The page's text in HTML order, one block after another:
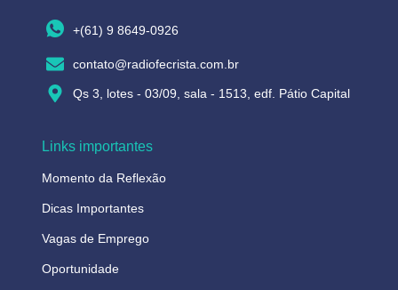
+(61) 9 8649-0926
contato@radiofecrista.com.br
Qs 3, lotes - 03/09, sala - 1513, edf. Pátio Capital
Links importantes
Momento da Reflexão
Dicas Importantes
Vagas de Emprego
Oportunidade